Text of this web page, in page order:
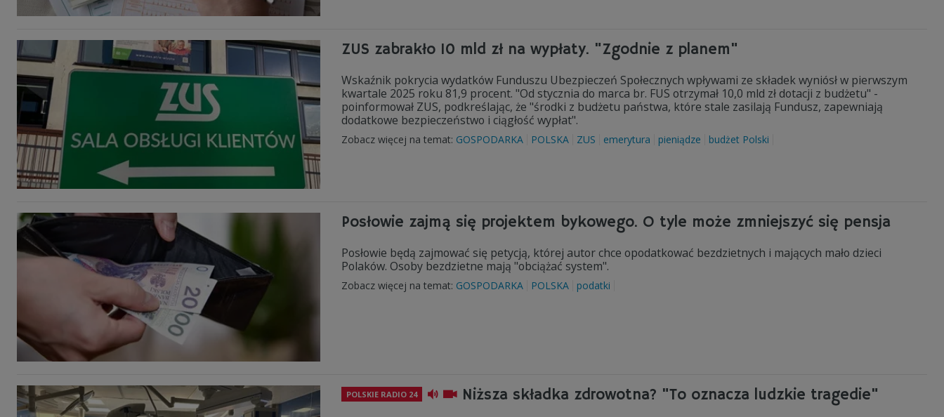
ZUS zabrakło 10 mld zł na wypłaty. "Zgodnie z planem"
Wskaźnik pokrycia wydatków Funduszu Ubezpieczeń Społecznych wpływami ze składek wyniósł w pierwszym
kwartale 2025 roku 81,9 procent. "Od stycznia do marca br. FUS otrzymał 10,0 mld zł dotacji z budżetu" -
poinformował ZUS, podkreślając, że "środki z budżetu państwa, które stale zasilają Fundusz, zapewniają
dodatkowe bezpieczeństwo i ciągłość wypłat".
Zobacz więcej na temat: GOSPODARKA POLSKA ZUS emerytura pieniądze budżet Polski
Posłowie zajmą się projektem bykowego. O tyle może zmniejszyć się pensja
Posłowie będą zajmować się petycją, której autor chce opodatkować bezdzietnych i mających mało dzieci
Polaków. Osoby bezdzietne mają "obciążać system".
Zobacz więcej na temat: GOSPODARKA POLSKA podatki
POLSKIE RADIO 24 Niższa składka zdrowotna? "To oznacza ludzkie tragedie"